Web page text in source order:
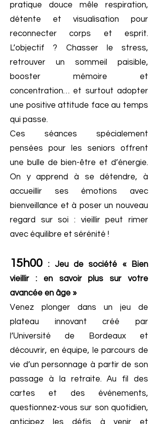
pratique douce mêle respiration,
détente et visualisation pour
reconnecter corps et esprit.
L’objectif ? Chasser le stress,
retrouver un sommeil paisible,
booster mémoire et
concentration… et surtout adopter
une positive attitude face au temps
qui passe.
Ces séances spécialement
pensées pour les seniors offrent
une bulle de bien-être et d’énergie.
On y apprend à se détendre, à
accueillir ses émotions avec
bienveillance et à poser un nouveau
regard sur soi : vieillir peut rimer
avec équilibre et sérénité !
15h00: Jeu de société « Bien
vieillir : en savoir plus sur votre
avancée en âge »
Venez plonger dans un jeu de
plateau innovant créé par
l’Université de Bordeaux et
découvrir, en équipe, le parcours de
vie d’un personnage à partir de son
passage à la retraite. Au fil des
cartes et des événements,
questionnez-vous sur son quotidien,
anticipez les défis à venir et